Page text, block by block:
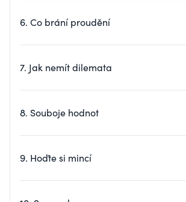
6. Co brání proudění
7. Jak nemít dilemata
8. Souboje hodnot
9. Hoďte si mincí